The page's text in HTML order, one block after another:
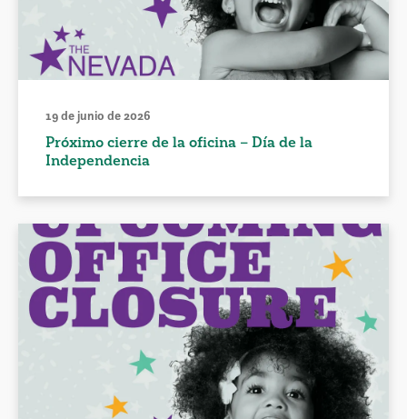
19 de junio de 2026
Próximo cierre de la oficina – Día de la
Independencia